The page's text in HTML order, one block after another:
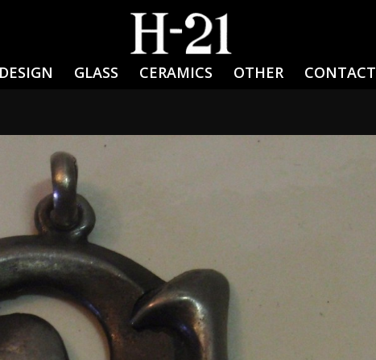
GLASS CERAMICS OTHER CONTACT